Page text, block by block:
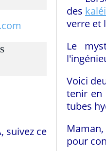
des
verre et
Le
Voici
tenir en
tubes
pour
suivez ce